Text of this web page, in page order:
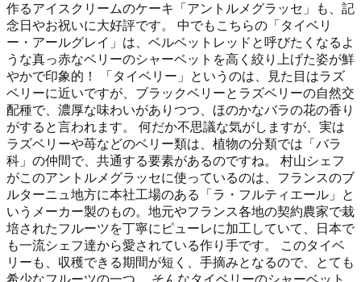
作るアイスクリームのケーキ「アントルメグラッセ」も、記
念日やお祝いに大好評です。 中でもこちらの「タイベリ
ー・アールグレイ」は、ベルベットレッドと呼びたくなるよ
うな真っ赤なベリーのシャーベットを高く絞り上げた姿が鮮
やかで印象的！ 「タイベリー」というのは、見た目はラズ
ベリーに近いですが、ブラックベリーとラズベリーの自然交
配種で、濃厚な味わいがありつつ、ほのかなバラの花の香り
がすると言われます。 何だか不思議な気がしますが、実は
ラズベリーや苺などのベリー類は、植物の分類では「バラ
科」の仲間で、共通する要素があるのですね。 村山シェフ
がこのアントルメグラッセに使っているのは、フランスのブ
ルターニュ地方に本社工場のある「ラ・フルティエール」と
いうメーカー製のもの。地元やフランス各地の契約農家で栽
培されたフルーツを丁寧にピューレに加工していて、日本で
も一流シェフ達から愛されている作り手です。 このタイベ
リーも、収穫できる期間が短く、手摘みとなるので、とても
希少なフルーツの一つ。 そんなタイベリーのシャーベット